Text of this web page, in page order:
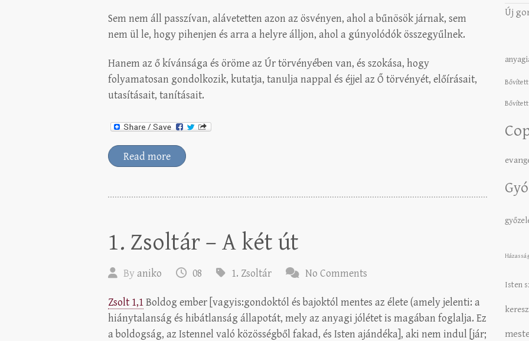
Sem nem áll passzívan, alávetetten azon az ösvényen, ahol a bűnösök járnak, sem
nem ül le, hogy pihenjen és arra a helyre álljon, ahol a gúnyolódók összegyűlnek.
Hanem az ő kívánsága és öröme az Úr törvényében van, és szokása, hogy
folyamatosan gondolkozik, kutatja, tanulja nappal és éjjel az Ő törvényét, előírásait,
utasításait, tanításait.
Read more
1. Zsoltár – A két út
By aniko 08 1. Zsoltár No Comments
Zsolt 1,1Boldog ember [vagyis:gondoktól és bajoktól mentes az élete (amely jelenti: a
hiánytalanság és hibátlanság állapotát, mely az anyagi jólétet is magában foglalja. Ez
a boldogság, az Istennel való közösségből fakad, és Isten ajándéka], aki nem indul [jár;
Új
Bővített
Bővített
Isten